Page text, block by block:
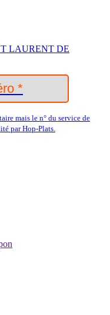
LAURENT DE
*
mais le n° du service de
par Hop-Plats.